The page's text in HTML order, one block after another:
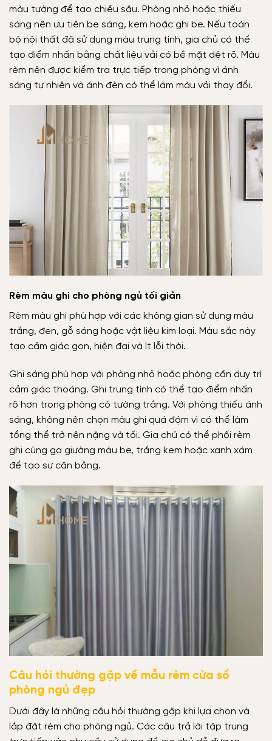
màu tường để tạo chiều sâu. Phòng nhỏ hoặc thiếu
sáng nên ưu tiên be sáng, kem hoặc ghi be. Nếu toàn
bộ nội thất đã sử dụng màu trung tính, gia chủ có thể
tạo điểm nhấn bằng chất liệu vải có bề mặt dệt rõ. Màu
rèm nên được kiểm tra trực tiếp trong phòng vì ánh
sáng tự nhiên và ánh đèn có thể làm màu vải thay đổi.
Rèm màu ghi cho phòng ngủ tối giản
Rèm màu ghi phù hợp với các không gian sử dụng màu
trắng, đen, gỗ sáng hoặc vật liệu kim loại. Màu sắc này
tạo cảm giác gọn, hiện đại và ít lỗi thời.
Ghi sáng phù hợp với phòng nhỏ hoặc phòng cần duy trì
cảm giác thoáng. Ghi trung tính có thể tạo điểm nhấn
rõ hơn trong phòng có tường trắng. Với phòng thiếu ánh
sáng, không nên chọn màu ghi quá đậm vì có thể làm
tổng thể trở nên nặng và tối. Gia chủ có thể phối rèm
ghi cùng ga giường màu be, trắng kem hoặc xanh xám
để tạo sự cân bằng.
Câu hỏi thường gặp về mẫu rèm cửa sổ
phòng ngủ đẹp
Dưới đây là những câu hỏi thường gặp khi lựa chọn và
lắp đặt rèm cho phòng ngủ. Các câu trả lời tập trung